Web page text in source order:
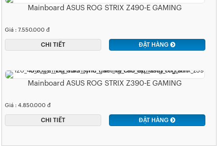
Mainboard ASUS ROG STRIX Z490-E GAMING
Giá : 7.550.000 đ
CHI TIẾT ĐẶT HÀNG
Mainboard ASUS ROG STRIX Z390-E GAMING
Giá : 4.850.000 đ
CHI TIẾT ĐẶT HÀNG